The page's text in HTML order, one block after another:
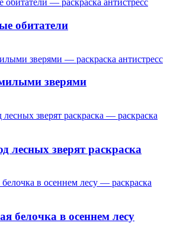
обитатели
зверями
лесных зверят раскраска
белочка в осеннем лесу